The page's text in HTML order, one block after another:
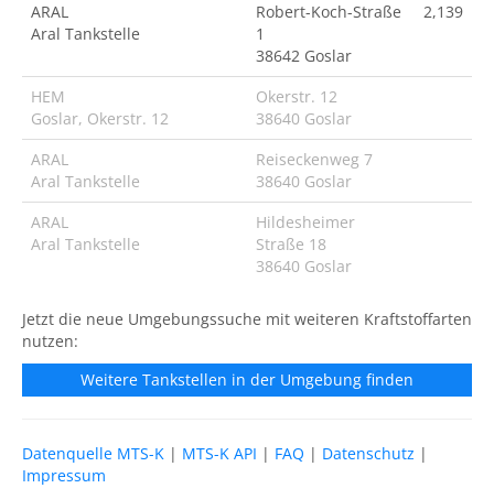
ARAL
Aral Tankstelle
Robert-Koch-Straße
1
38642 Goslar
2,139
HEM
Goslar, Okerstr. 12
Okerstr. 12
38640 Goslar
ARAL
Aral Tankstelle
Reiseckenweg 7
38640 Goslar
ARAL
Aral Tankstelle
Hildesheimer
Straße 18
38640 Goslar
Jetzt die neue Umgebungssuche mit weiteren Kraftstoffarten
nutzen:
Weitere Tankstellen in der Umgebung finden
Datenquelle MTS-K | MTS-K API | FAQ | Datenschutz |
Impressum